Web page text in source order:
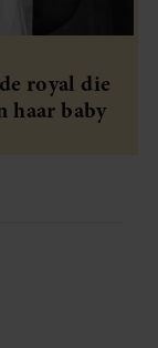
royal die
haar baby